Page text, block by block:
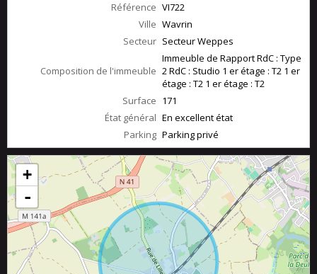
Référence VI722
Ville Wavrin
Secteur Secteur Weppes
Composition de l'immeuble
Immeuble de Rapport RdC : Type
2 RdC : Studio 1 er étage : T2 1 er
étage : T2 1 er étage : T2
Surface 171
État général En excellent état
Parking Parking privé
+
-